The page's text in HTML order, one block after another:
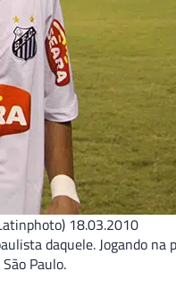
18.03.2010
daquele. Jogando na
Paulo.